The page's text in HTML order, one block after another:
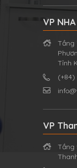
VP
Tầng
Tỉnh
(+84)
VP
Tầng